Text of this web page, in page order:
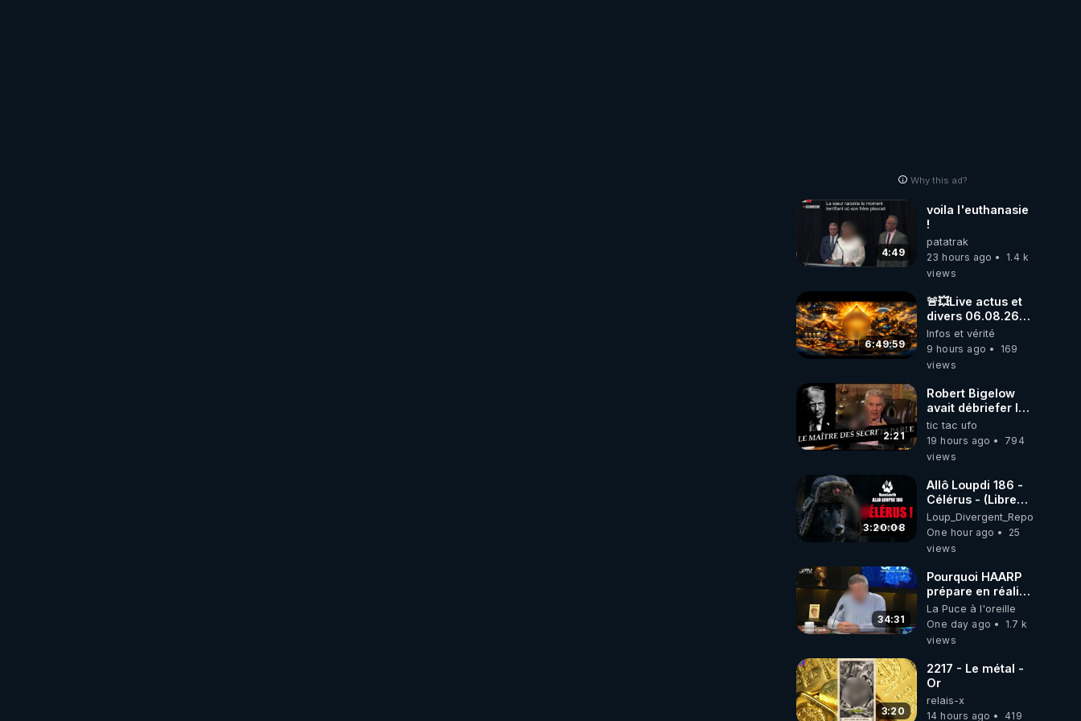
Why this ad?
4:49
voila l'euthanasie
!
patatrak
23 hours ago
1.4 k
views
6:49:59
🚨💥Live actus et
divers 06.08.26💥
🚨
Infos et vérité
9 hours ago
169
views
2:21
Robert Bigelow
avait débriefer le
pédophile
génocidaire de
donald j trump
tic tac ufo
19 hours ago
794
views
3:20:08
Allô Loupdi 186 -
Célérus - (Libre
Antenne) - Loup
Divergent
2026.08.06
Loup_Divergent_Reposts
One hour ago
25
views
34:31
Pourquoi HAARP
prépare en réalité
un CHAOS
climatique, on
répond
La Puce à l'oreille
One day ago
1.7 k
views
3:20
2217 - Le métal -
Or
relais-x
14 hours ago
419